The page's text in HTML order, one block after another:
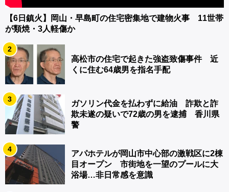
【6日鎮火】岡山・早島町の住宅密集地で建物火事 11世帯
が類焼・3人軽傷か
2
高松市の住宅で起きた強盗致傷事件 近
くに住む64歳男を指名手配
3
ガソリン代金を払わずに給油 詐欺と詐
欺未遂の疑いで72歳の男を逮捕 香川県
警
4
アパホテルが岡山市中心部の激戦区に2棟
目オープン 市街地を一望のプールに大
浴場…非日常感を意識